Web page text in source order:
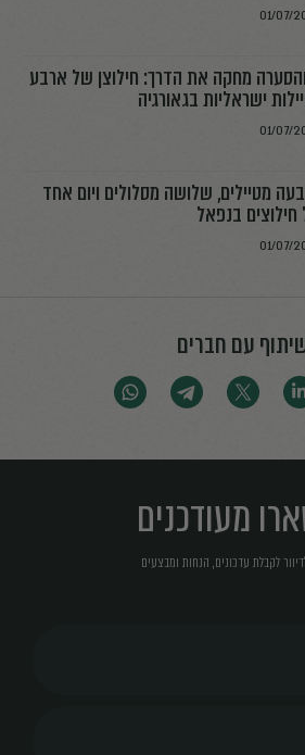
01/07/
מחקה את הדרך: חילוצן של ארבע
ישראליות בגאורגיה
01/07/
מטיילים, שלושה מסלולים ויום אחד
בנפאל
01/07/
עם חברים
מעודכנים
לקבלת עדכונים, הנחות ומבצעים